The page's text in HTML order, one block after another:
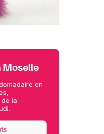
Moselle
en
la